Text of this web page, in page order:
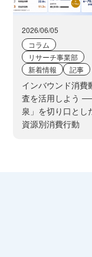
2026/06/05
コラム
リサーチ事業部
新着情報
記事
インバウンド消費
査を活用しよう
泉」を切り口とし
資源別消費行動